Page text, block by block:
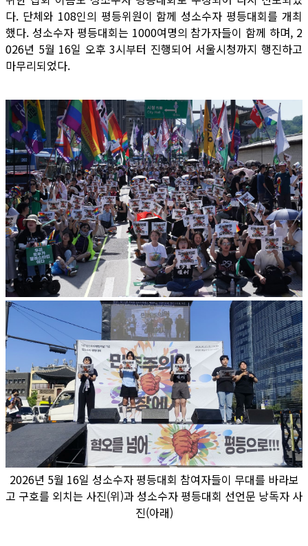
다. 단체와 108인의 평등위원이 함께 성소수자 평등대회를 개최
했다. 성소수자 평등대회는 1000여명의 참가자들이 함께 하며, 2
026년 5월 16일 오후 3시부터 진행되어 서울시청까지 행진하고
마무리되었다.
2026년 5월 16일 성소수자 평등대회 참여자들이 무대를 바라보
고 구호를 외치는 사진(위)과 성소수자 평등대회 선언문 낭독자 사
진(아래)